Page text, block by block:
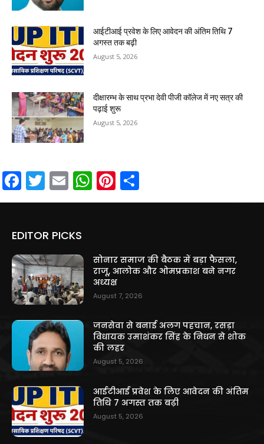
आईटीआई प्रवेश के लिए आवेदन की अंतिम तिथि 7
अगस्त तक बढ़ी
August 5, 2026
दीक्षारम्भ के साथ प्रभा देवी पीजी कॉलेज में नए सत्र की
पढ़ाई शुरू
August 5, 2026
Facebook
Twitter
EmailWhatsApp
Pinterest
EDITOR PICKS
सोनार समाज की बैठक में बड़ा फैसला,
राजू, आलोक और ओमप्रकाश बने नगर
अध्यक्ष
August 7, 2026
जनसेवा से बनाई अलग पहचान, रसड़ा
विधायक उमाशंकर सिंह के निधन से शोक
की लहर
August 5, 2026
आईटीआई प्रवेश के लिए आवेदन की अंतिम
तिथि 7 अगस्त तक बढ़ी
August 5, 2026